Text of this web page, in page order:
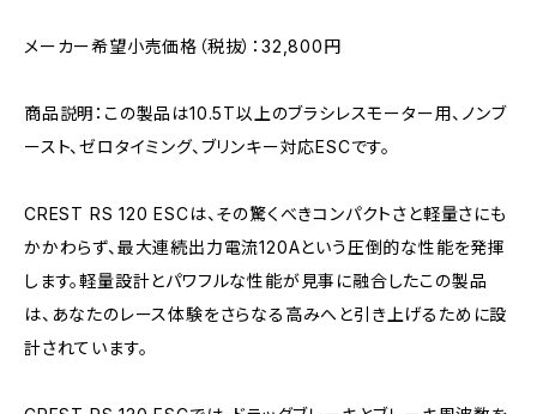
メーカー希望小売価格（税抜）：32,800円
商品説明：この製品は10.5T以上のブラシレスモーター用、ノンブ
ースト、ゼロタイミング、ブリンキー対応ESCです。
CREST RS 120 ESCは、その驚くべきコンパクトさと軽量さにも
かかわらず、最大連続出力電流120Aという圧倒的な性能を発揮
します。軽量設計とパワフルな性能が見事に融合したこの製品
は、あなたのレース体験をさらなる高みへと引き上げるために設
計されています。